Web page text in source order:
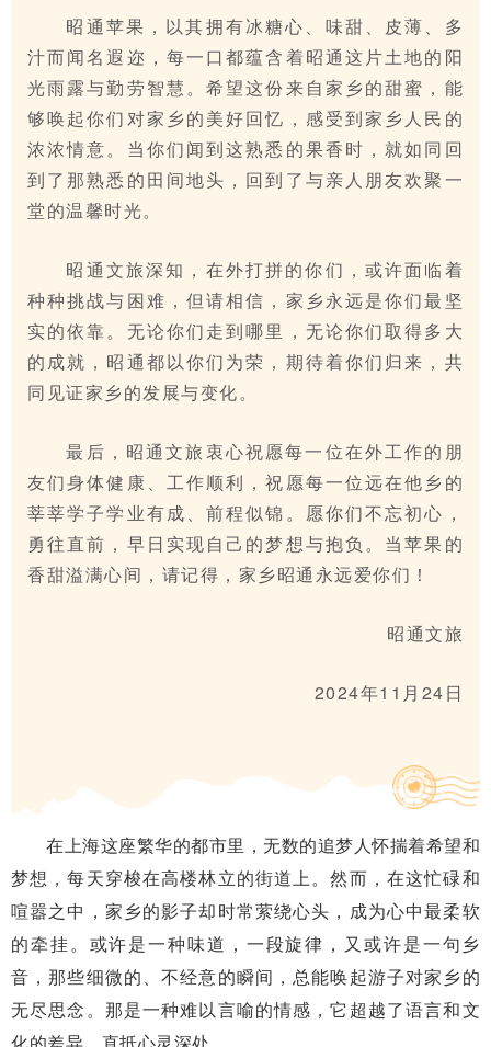
昭通苹果，以其拥有冰糖心、味甜、皮薄、多
汁而闻名遐迩，每一口都蕴含着昭通这片土地的阳
光雨露与勤劳智慧。希望这份来自家乡的甜蜜，能
够唤起你们对家乡的美好回忆，感受到家乡人民的
浓浓情意。当你们闻到这熟悉的果香时，就如同回
到了那熟悉的田间地头，回到了与亲人朋友欢聚一
堂的温馨时光。
昭通文旅深知，在外打拼的你们，或许面临着
种种挑战与困难，但请相信，家乡永远是你们最坚
实的依靠。无论你们走到哪里，无论你们取得多大
的成就，昭通都以你们为荣，期待着你们归来，共
同见证家乡的发展与变化。
最后，昭通文旅衷心祝愿每一位在外工作的朋
友们身体健康、工作顺利，祝愿每一位远在他乡的
莘莘学子学业有成、前程似锦。愿你们不忘初心，
勇往直前，早日实现自己的梦想与抱负。当苹果的
香甜溢满心间，请记得，家乡昭通永远爱你们！
昭通文旅
2024年11月24日
在上海这座繁华的都市里，无数的追梦人怀揣着希望和
梦想，每天穿梭在高楼林立的街道上。然而，在这忙碌和
喧嚣之中，家乡的影子却时常萦绕心头，成为心中最柔软
的牵挂。或许是一种味道，一段旋律，又或许是一句乡
音，那些细微的、不经意的瞬间，总能唤起游子对家乡的
无尽思念。那是一种难以言喻的情感，它超越了语言和文
化的差异，直抵心灵深处。